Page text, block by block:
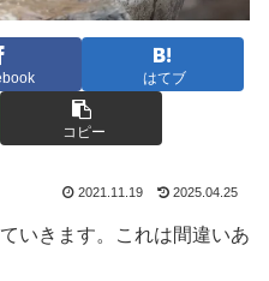
はてブ
コピー
2021.11.19 2025.04.25
いきます。これは間違いあ